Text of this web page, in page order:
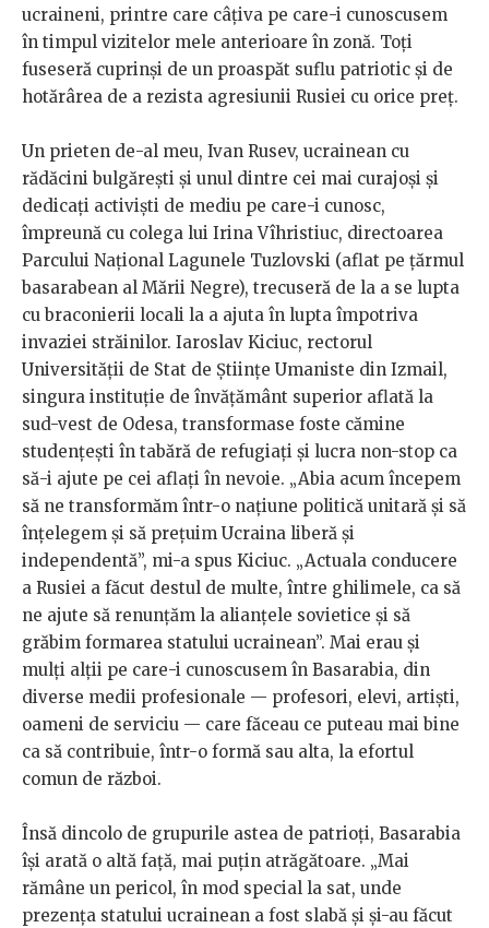
ucraineni, printre care câțiva pe care-i cunoscusem
în timpul vizitelor mele anterioare în zonă. Toți
fuseseră cuprinși de un proaspăt suflu patriotic și de
hotărârea de a rezista agresiunii Rusiei cu orice preț.
Un prieten de-al meu, Ivan Rusev, ucrainean cu
rădăcini bulgărești și unul dintre cei mai curajoși și
dedicați activiști de mediu pe care-i cunosc,
împreună cu colega lui Irina Vîhristiuc, directoarea
Parcului Național Lagunele Tuzlovski (aflat pe țărmul
basarabean al Mării Negre), trecuseră de la a se lupta
cu braconierii locali la a ajuta în lupta împotriva
invaziei străinilor. Iaroslav Kiciuc, rectorul
Universității de Stat de Științe Umaniste din Izmail,
singura instituție de învățământ superior aflată la
sud-vest de Odesa, transformase foste cămine
studențești în tabără de refugiați și lucra non-stop ca
să-i ajute pe cei aflați în nevoie. „Abia acum începem
să ne transformăm într-o națiune politică unitară și să
înțelegem și să prețuim Ucraina liberă și
independentă”, mi-a spus Kiciuc. „Actuala conducere
a Rusiei a făcut destul de multe, între ghilimele, ca să
ne ajute să renunțăm la alianțele sovietice și să
grăbim formarea statului ucrainean”. Mai erau și
mulți alții pe care-i cunoscusem în Basarabia, din
diverse medii profesionale — profesori, elevi, artiști,
oameni de serviciu — care făceau ce puteau mai bine
ca să contribuie, într-o formă sau alta, la efortul
comun de război.
Însă dincolo de grupurile astea de patrioți, Basarabia
își arată o altă față, mai puțin atrăgătoare. „Mai
rămâne un pericol, în mod special la sat, unde
prezența statului ucrainean a fost slabă și și-au făcut